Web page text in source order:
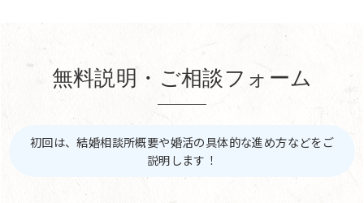
無料説明・ご相談フォーム
初回は、結婚相談所概要や婚活の具体的な進め方などをご
説明します！